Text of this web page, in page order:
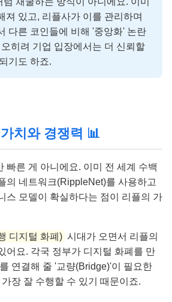
져 있고, 리플사가 이를 관리하며
다른 코인들에 비해 '중앙화' 논란
히려 기업 입장에서는 더 신뢰할
기도 하죠.
치와 경쟁력 📊
빠른 게 아니에요. 이미 전 세계 수백
의 네트워크(RippleNet)를 사용하고
스 모델이 확실하다는 점이 리플의 가
디지털 화폐) 시대가 오면서 리플의
어요. 각국 정부가 디지털 화폐를 만
연결해 줄 '교량(Bridge)'이 필요한
장 잘 수행할 수 있기 때문이죠.